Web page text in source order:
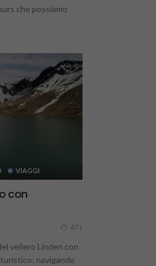
che possiamo
VIAGGI
con
471
veliero Linden con
turistico: navigando